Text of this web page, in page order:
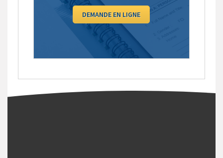
DEMANDE EN LIGNE